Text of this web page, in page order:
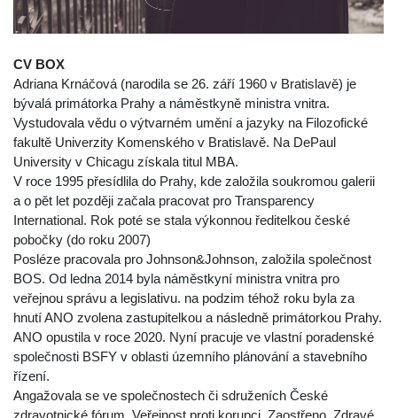
CV BOX
Adriana Krnáčová (narodila se 26. září 1960 v Bratislavě) je
bývalá primátorka Prahy a náměstkyně ministra vnitra.
Vystudovala vědu o výtvarném umění a jazyky na Filozofické
fakultě Univerzity Komenského v Bratislavě. Na DePaul
University v Chicagu získala titul MBA.
V roce 1995 přesídlila do Prahy, kde založila soukromou galerii
a o pět let později začala pracovat pro Transparency
International. Rok poté se stala výkonnou ředitelkou české
pobočky (do roku 2007)
Posléze pracovala pro Johnson&Johnson, založila společnost
BOS. Od ledna 2014 byla náměstkyní ministra vnitra pro
veřejnou správu a legislativu. na podzim téhož roku byla za
hnutí ANO zvolena zastupitelkou a následně primátorkou Prahy.
ANO opustila v roce 2020. Nyní pracuje ve vlastní poradenské
společnosti BSFY v oblasti územního plánování a stavebního
řízení.
Angažovala se ve společnostech či sdruženích České